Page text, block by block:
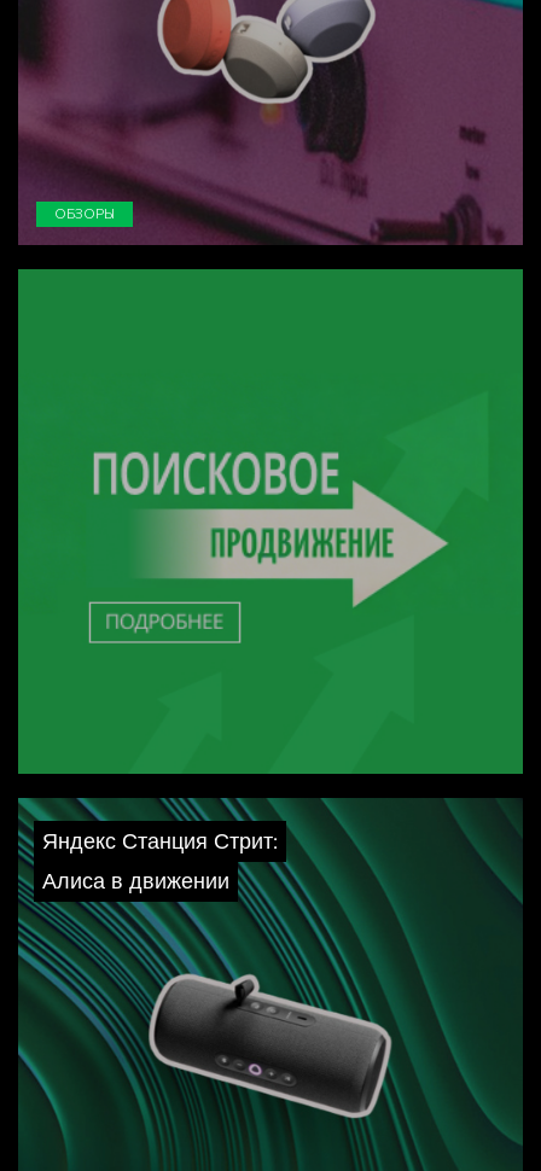
ОБЗОРЫ
Яндекс Станция Стрит:
Алиса в движении